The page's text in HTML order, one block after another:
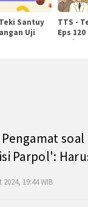
Santuy
Uji
TTS -
Eps
Pengamat
Parpol':
2024, 19:44 WIB